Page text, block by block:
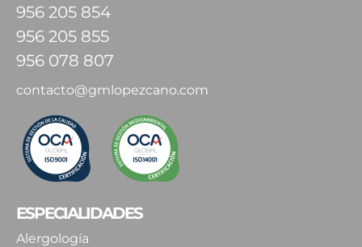
956 205 854
956 205 855
956 078 807
contacto@gmlopezcano.com
ESPECIALIDADES
Alergología